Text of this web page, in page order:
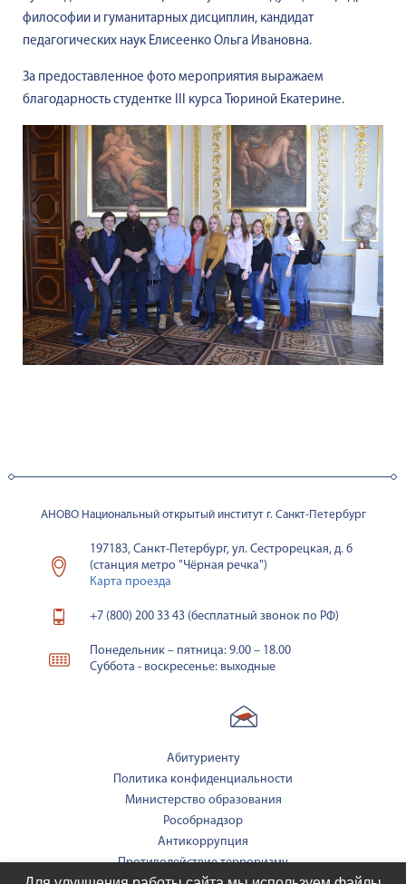
философии и гуманитарных дисциплин, кандидат
педагогических наук Елисеенко Ольга Ивановна.
За предоставленное фото мероприятия выражаем
благодарность студентке III курса Тюриной Екатерине.
АНОВО Национальный открытый институт г. Санкт-Петербург
197183, Санкт-Петербург, ул. Сестрорецкая, д. 6
(станция метро "Чёрная речка")
Карта проезда
+7 (800) 200 33 43 (бесплатный звонок по РФ)
Понедельник – пятница: 9.00 – 18.00
Суббота - воскресенье: выходные
Абитуриенту
Политика конфиденциальности
Министерство образования
Рособрнадзор
Антикоррупция
Противодействие терроризму